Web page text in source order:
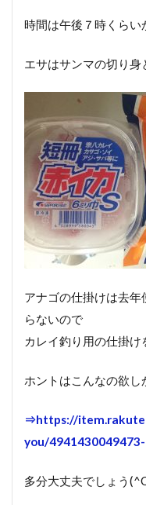
時間は午後７時くらい
エサはサンマの切り身
アナゴの仕掛けは去
らないので
カレイ釣り用の仕掛
ホントはこんなの欲し
⇒https://
you/
多分大丈夫でしょう